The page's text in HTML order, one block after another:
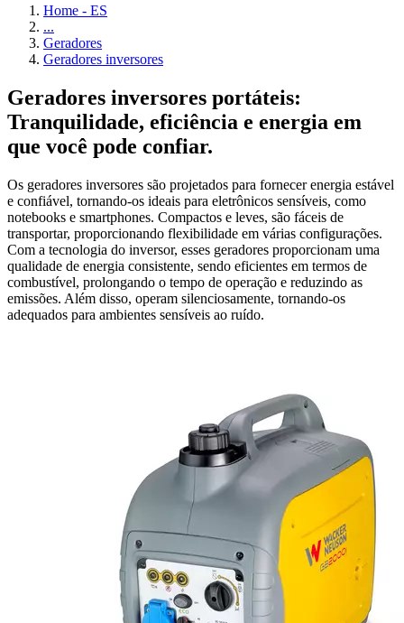
Home - ES
...
Geradores
Geradores inversores
Geradores inversores portáteis:
Tranquilidade, eficiência e energia em
que você pode confiar.
Os geradores inversores são projetados para fornecer energia estável
e confiável, tornando-os ideais para eletrônicos sensíveis, como
notebooks e smartphones. Compactos e leves, são fáceis de
transportar, proporcionando flexibilidade em várias configurações.
Com a tecnologia do inversor, esses geradores proporcionam uma
qualidade de energia consistente, sendo eficientes em termos de
combustível, prolongando o tempo de operação e reduzindo as
emissões. Além disso, operam silenciosamente, tornando-os
adequados para ambientes sensíveis ao ruído.